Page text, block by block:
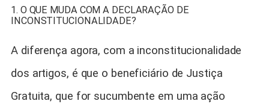
1. O QUE MUDA COM A DECLARAÇÃO DE
INCONSTITUCIONALIDADE?
A diferença agora, com a inconstitucionalidade
dos artigos, é que o beneficiário de Justiça
Gratuita, que for sucumbente em uma ação